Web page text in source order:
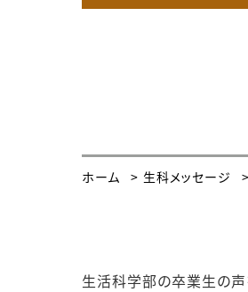
ホーム 生科メッセージ
生活科学部の卒業生の声